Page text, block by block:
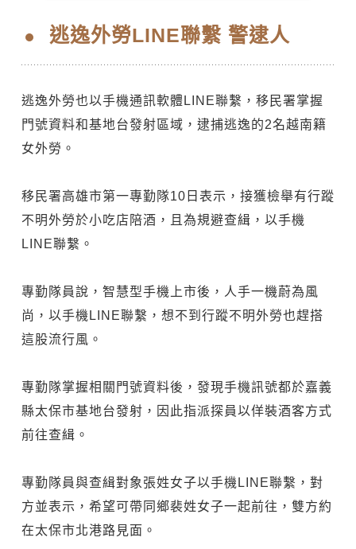
逃逸外勞LINE聯繫 警逮人
逃逸外勞也以手機通訊軟體LINE聯繫，移民署掌握
門號資料和基地台發射區域，逮捕逃逸的2名越南籍
女外勞。
移民署高雄市第一專勤隊10日表示，接獲檢舉有行蹤
不明外勞於小吃店陪酒，且為規避查緝，以手機
LINE聯繫。
專勤隊員說，智慧型手機上市後，人手一機蔚為風
尚，以手機LINE聯繫，想不到行蹤不明外勞也趕搭
這股流行風。
專勤隊掌握相關門號資料後，發現手機訊號都於嘉義
縣太保市基地台發射，因此指派探員以佯裝酒客方式
前往查緝。
專勤隊員與查緝對象張姓女子以手機LINE聯繫，對
方並表示，希望可帶同鄉裴姓女子一起前往，雙方約
在太保市北港路見面。